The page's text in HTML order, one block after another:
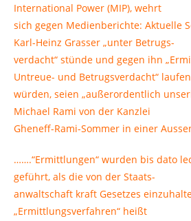
International Power (MIP), wehrt
sich gegen Medienberichte: Aktuelle
Karl-Heinz Grasser „unter Betrugs-
verdacht“ stünde und gegen ihn
Untreue- und Betrugsverdacht“ laufen
würden, seien „außerordentlich
Michael Rami von der Kanzlei
Gheneff-Rami-Sommer in einer
…….“Ermittlungen“ wurden bis dato
geführt, als die von der Staats-
anwaltschaft kraft Gesetzes
„Ermittlungsverfahren“ heißt